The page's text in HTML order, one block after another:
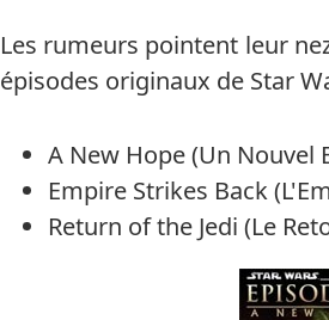
Les rumeurs pointent leur
épisodes originaux de Star
A New Hope (Un Nouvel
Empire Strikes Back
Return of the Jedi (Le